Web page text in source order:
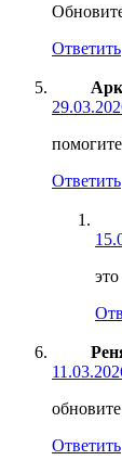
Ответить
Ответить
Ответить